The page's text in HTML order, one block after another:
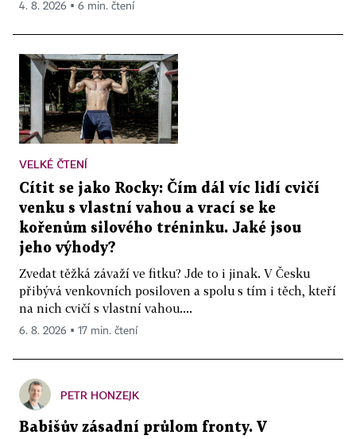
4. 8. 2026 ▪ 6 min. čtení
VELKÉ ČTENÍ
Cítit se jako Rocky: Čím dál víc lidí cvičí
venku s vlastní vahou a vrací se ke
kořenům silového tréninku. Jaké jsou
jeho výhody?
Zvedat těžká závaží ve fitku? Jde to i jinak. V Česku
přibývá venkovních posiloven a spolu s tím i těch, kteří
na nich cvičí s vlastní vahou....
6. 8. 2026 ▪ 17 min. čtení
PETR HONZEJK
Babišův zásadní průlom fronty. V